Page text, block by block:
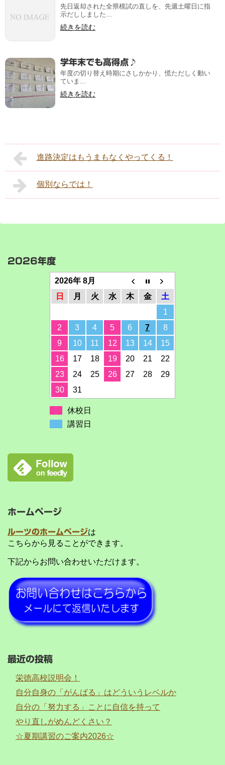
先日返却された全県模試の直しを、先週土曜日に指
示だししました...
続きを読む
学年末でも高得点♪
年度の切り替え時期にさしかかり、慌ただしく動い
ていま...
続きを読む
進路決定はもうまもなくやってくる！
個別ならでは！
2026年度
2026年 8月
日
月 火 水 木 金
土
1
2
3 4 5 6 7
8
9
10 11 12 13 14
15
16
17 18 19 20 21
22
23
24 25 26 27 28
29
30
31
休校日
講習日
ホームページ
ルーツのホームページは
こちらから見ることができます。
下記からお問い合わせいただけます。
最近の投稿
栄徳高校説明会！
自分自身の「がんばる」はどういうレベルか
自分の「努力する」ことに自信を持って
やり直しがめんどくさい？
☆夏期講習のご案内2026☆